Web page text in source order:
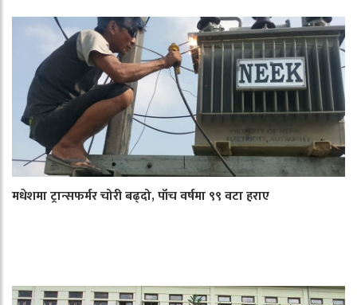
मधेशमा ट्रान्सफर्मर चोरी बढ्दो, पाँच वर्षमा ९९ वटा हराए